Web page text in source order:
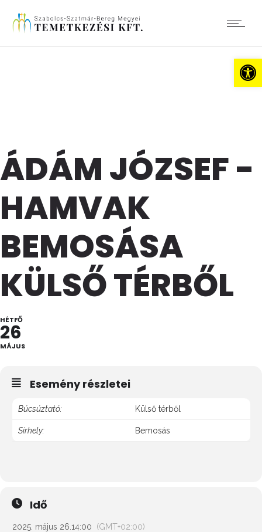
ÁDÁM JÓZSEF -
HAMVAK
BEMOSÁSA
KÜLSŐ TÉRBŐL
HÉTFŐ
26
MÁJUS
Esemény részletei
Búcsúztató: Külső térből
Sírhely: Bemosás
Idő
2025. május 26. 14:00 (GMT+02:00)